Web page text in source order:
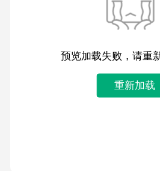
预览加载失败，请重
重新加载